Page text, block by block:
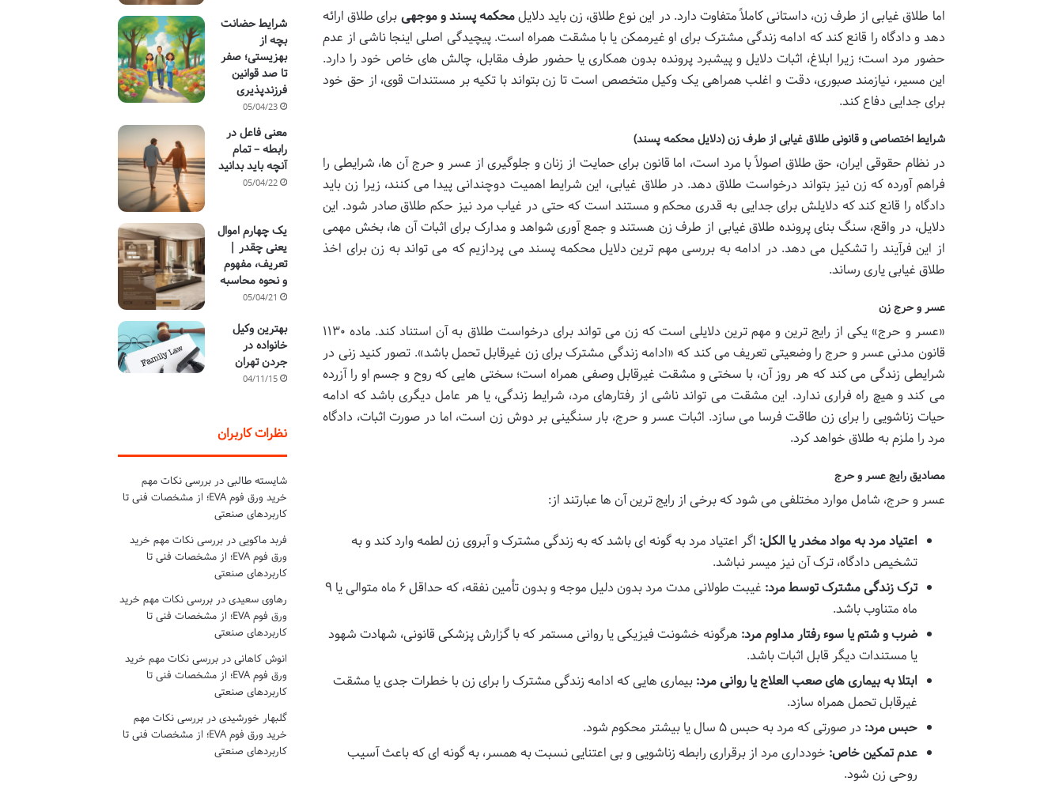
اما طلاق غیابی از طرف زن، داستانی کاملاً متفاوت دارد. در این نوع طلاق، زن باید دلایلمحکمه پسند و موجهی برای طلاق ارائه
دهد و دادگاه را قانع کند که ادامه زندگی مشترک برای او غیرممکن یا با مشقت همراه است. پیچیدگی اصلی اینجا ناشی از عدم
حضور مرد است؛ زیرا ابلاغ، اثبات دلایل و پیشبرد پرونده بدون همکاری یا حضور طرف مقابل، چالش های خاص خود را دارد.
این مسیر، نیازمند صبوری، دقت و اغلب همراهی یک وکیل متخصص است تا زن بتواند با تکیه بر مستندات قوی، از حق خود
برای جدایی دفاع کند.
شرایط اختصاصی و قانونی طلاق غیابی از طرف زن (دلایل محکمه پسند)
در نظام حقوقی ایران، حق طلاق اصولاً با مرد است، اما قانون برای حمایت از زنان و جلوگیری از عسر و حرج آن ها، شرایطی را
فراهم آورده که زن نیز بتواند درخواست طلاق دهد. در طلاق غیابی، این شرایط اهمیت دوچندانی پیدا می کنند، زیرا زن باید
دادگاه را قانع کند که دلایلش برای جدایی به قدری محکم و مستند است که حتی در غیاب مرد نیز حکم طلاق صادر شود. این
دلایل، در واقع، سنگ بنای پرونده طلاق غیابی از طرف زن هستند و جمع آوری شواهد و مدارک برای اثبات آن ها، بخش مهمی
از این فرآیند را تشکیل می دهد. در ادامه به بررسی مهم ترین دلایل محکمه پسند می پردازیم که می تواند به زن برای اخذ
طلاق غیابی یاری رساند.
عسر و حرج زن
«عسر و حرج» یکی از رایج ترین و مهم ترین دلایلی است که زن می تواند برای درخواست طلاق به آن استناد کند. ماده ۱۱۳۰
قانون مدنی عسر و حرج را وضعیتی تعریف می کند که «ادامه زندگی مشترک برای زن غیرقابل تحمل باشد». تصور کنید زنی در
شرایطی زندگی می کند که هر روز آن، با سختی و مشقت غیرقابل وصفی همراه است؛ سختی هایی که روح و جسم او را آزرده
می کند و هیچ راه فراری ندارد. این مشقت می تواند ناشی از رفتارهای مرد، شرایط زندگی، یا هر عامل دیگری باشد که ادامه
حیات زناشویی را برای زن طاقت فرسا می سازد. اثبات عسر و حرج، بار سنگینی بر دوش زن است، اما در صورت اثبات، دادگاه
مرد را ملزم به طلاق خواهد کرد.
مصادیق رایج عسر و حرج
عسر و حرج، شامل موارد مختلفی می شود که برخی از رایج ترین آن ها عبارتند از:
اعتیاد مرد به مواد مخدر یا الکل: اگر اعتیاد مرد به گونه ای باشد که به زندگی مشترک و آبروی زن لطمه وارد کند و به
تشخیص دادگاه، ترک آن نیز میسر نباشد.
ترک زندگی مشترک توسط مرد:
غیبت طولانی مدت مرد بدون دلیل موجه و بدون تأمین نفقه، که حداقل ۶ ماه متوالی یا ۹
ماه متناوب باشد.
ضرب و شتم یا سوء رفتار مداوم مرد: هرگونه خشونت فیزیکی یا روانی مستمر که با گزارش پزشکی قانونی، شهادت شهود
یا مستندات دیگر قابل اثبات باشد.
ابتلا به بیماری های صعب العلاج یا روانی مرد: بیماری هایی که ادامه زندگی مشترک را برای زن با خطرات جدی یا مشقت
غیرقابل تحمل همراه سازد.
حبس مرد: در صورتی که مرد به حبس ۵ سال یا بیشتر محکوم شود.
عدم تمکین خاص: خودداری مرد از برقراری رابطه زناشویی و بی اعتنایی نسبت به همسر، به گونه ای که باعث آسیب
روحی زن شود.
شرایط حضانت
بچه از
بهزیستی؛ صفر
تا صد قوانین
فرزندپذیری
05/04/23
معنی فاعل در
رابطه – تمام
آنچه باید بدانید
05/04/22
یک چهارم اموال
یعنی چقدر |
تعریف، مفهوم
و نحوه محاسبه
05/04/21
بهترین وکیل
خانواده در
جردن تهران
04/11/15
نظرات کاربران
شایسته طالبیدر بررسی نکات مهم
خرید ورق فوم EVA؛ از مشخصات فنی تا
کاربردهای صنعتی
فربد ماکوییدر بررسی نکات مهم خرید
ورق فوم EVA؛ از مشخصات فنی تا
کاربردهای صنعتی
رهاوی سعیدیدر بررسی نکات مهم خرید
ورق فوم EVA؛ از مشخصات فنی تا
کاربردهای صنعتی
انوش کاهانیدر بررسی نکات مهم خرید
ورق فوم EVA؛ از مشخصات فنی تا
کاربردهای صنعتی
گلبهار خورشیدیدر بررسی نکات مهم
خرید ورق فوم EVA؛ از مشخصات فنی تا
کاربردهای صنعتی